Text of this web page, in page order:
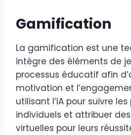
Gamification
La gamification est une
intègre des éléments de
processus éducatif afin
motivation et
utilisant l’IA pour suivre
individuels et attribuer
virtuelles pour leurs